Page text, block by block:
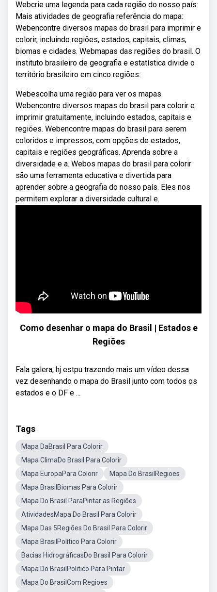
Webcrie uma legenda para cada região do nosso país:
Mais atividades de geografia referência do mapa:
Webencontre diversos mapas do brasil para imprimir e
colorir, incluindo regiões, estados, capitais, climas,
biomas e cidades. Webmapas das regiões do brasil. O
instituto brasileiro de geografia e estatística divide o
território brasileiro em cinco regiões:
Webescolha uma região para ver os mapas.
Webencontre diversos mapas do brasil para colorir e
imprimir gratuitamente, incluindo estados, capitais e
regiões. Webencontre mapas do brasil para serem
coloridos e impressos, com opções de estados,
capitais e regiões geográficas. Aprenda sobre a
diversidade e a. Webos mapas do brasil para colorir
são uma ferramenta educativa e divertida para
aprender sobre a geografia do nosso país. Eles nos
permitem explorar a diversidade cultural e.
Como desenhar o mapa do Brasil | Estados e
Regiões
Fala galera, hj estpu trazendo mais um vídeo dessa
vez desenhando o mapa do Brasil junto com todos os
estados e o DF e ...
Tags
Mapa DaBrasil Para Colorir
Mapa ClimaDo Brasil Para Colorir
Mapa EuropaPara Colorir
Mapa Do BrasilRegioes
Mapa BrasilBiomas Para Colorir
Mapa Do Brasil ParaPintar as Regiões
AtividadesMapa Do Brasil Para Colorir
Mapa Das 5Regiões Do Brasil Para Colorir
Mapa BrasilPolítico Para Colorir
Bacias HidrográficasDo Brasil Para Colorir
Mapa Do BrasilPolitico Para Pintar
Mapa Do BrasilCom Regioes